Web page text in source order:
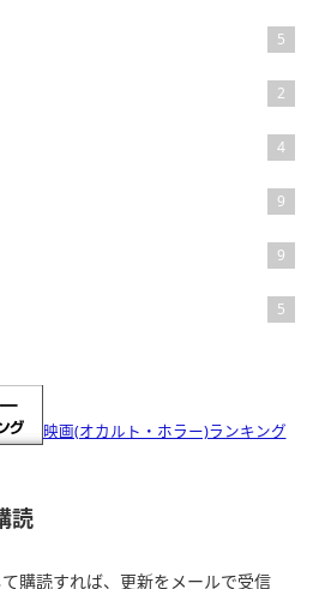
5
2
4
9
9
5
映画(オカルト・ホラー)ランキング
読
購読すれば、更新をメールで受信